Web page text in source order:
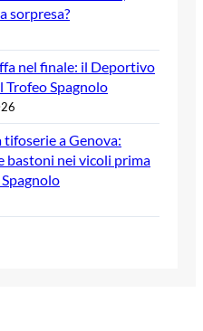
sorpresa?
nel finale: il Deportivo
Trofeo Spagnolo
a Genova:
bastoni nei vicoli prima